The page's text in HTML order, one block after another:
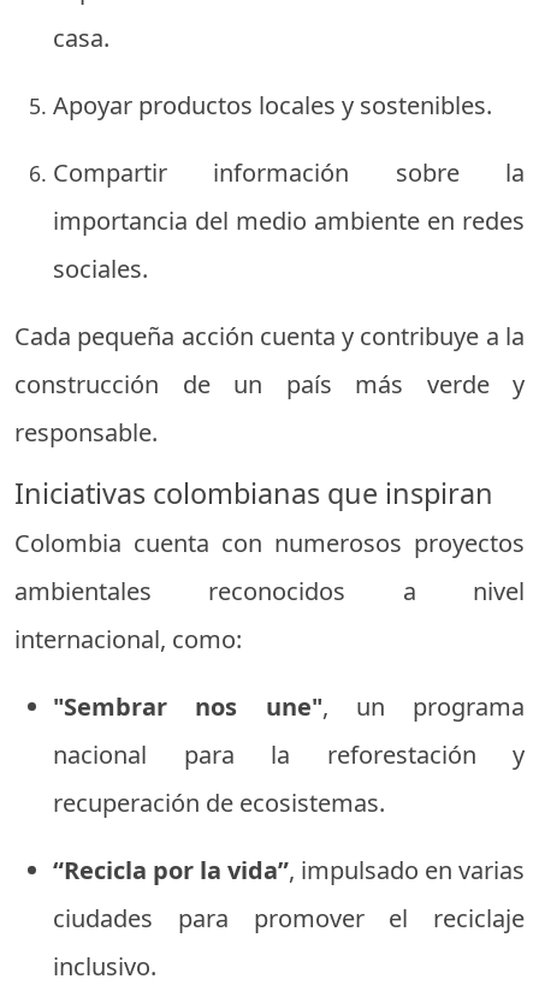
casa.
Apoyar productos locales y sostenibles.
Compartir información sobre la
importancia del medio ambiente en redes
sociales.
Cada pequeña acción cuenta y contribuye a la
construcción de un país más verde y
responsable.
Iniciativas colombianas que inspiran
Colombia cuenta con numerosos proyectos
ambientales reconocidos a nivel
internacional, como:
"Sembrar nos une", un programa
nacional para la reforestación y
recuperación de ecosistemas.
“Recicla por la vida”, impulsado en varias
ciudades para promover el reciclaje
inclusivo.